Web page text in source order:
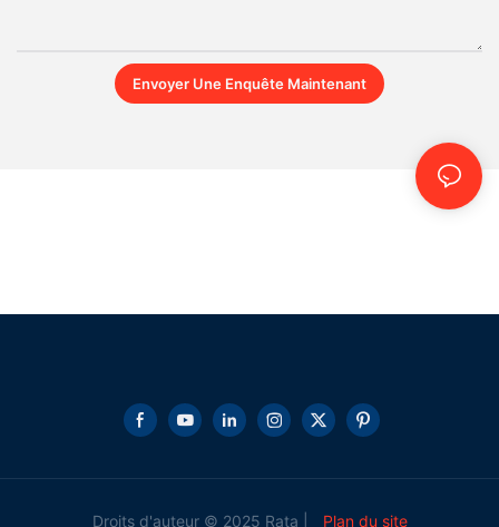
Envoyer Une Enquête Maintenant
Droits d'auteur © 2025 Rata | Plan du site